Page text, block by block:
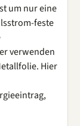
um nur eine
feste
verwenden
Hier